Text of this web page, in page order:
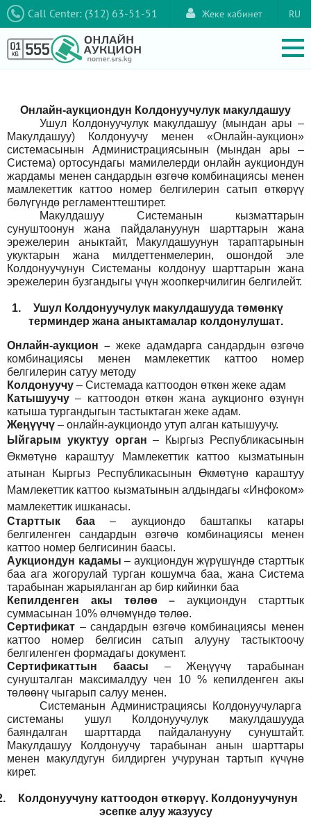
Call Center: (312) 63-51-51 RU
Жеке кабинет
Онлайн-аукциондун Колдонуучулук макулдашуу
Ушул Колдонуучулук макулдашуу (мындан ары –
Макулдашуу) Колдонуучу менен «Онлайн-аукцион»
системасынын Администрациясынын (мындан ары –
Система) ортосундагы мамилелерди онлайн аукциондун
жардамы менен сандардын өзгөчө комбинациясы менен
мамлекеттик каттоо номер белгилерин сатып өткөрүү
бөлүгүндө регламенттештирет.
Макулдашуу Системанын кызматтарын
сунуштоонун жана пайдалануунун шарттарын жана
эрежелерин аныктайт, Макулдашуунун тараптарынын
укуктарын жана милдеттенмелерин, ошондой эле
Колдонуучунун Системаны колдонуу шарттарын жана
эрежелерин бузгандыгы үчүн жоопкерчилигин белгилейт.
1.
Ушул Колдонуучулук макулдашууда төмөнкү
терминдер жана аныктамалар колдонулушат.
Онлайн-аукцион – жеке адамдарга сандардын өзгөчө
комбинациясы менен мамлекеттик каттоо номер
белгилерин сатуу методу
Колдонуучу – Системада каттоодон өткөн жеке адам
Катышуучу – каттоодон өткөн жана аукционго өзүнүн
катыша тургандыгын тастыктаган жеке адам.
Жеңүүчү – онлайн-аукциондо утуп алган катышуучу.
Ыйгарым укуктуу орган –
Кыргыз Республикасынын
Өкмөтүнө караштуу Мамлекеттик каттоо кызматынын
атынан Кыргыз Республикасынын Өкмөтүнө караштуу
Мамлекеттик каттоо кызматынын алдындагы «Инфоком»
мамлекеттик ишканасы.
Старттык баа– аукциондо баштапкы катары
белгиленген сандардын өзгөчө комбинациясы менен
каттоо номер белгисинин баасы.
Аукциондун кадамы – аукциондун жүрүшүндө старттык
баа ага жогорулай турган кошумча баа, жана Система
тарабынан жарыяланган ар бир кийинки баа
Кепилденген акы төлөө
–аукциондун старттык
суммасынан 10% өлчөмүндө төлөө.
Сертификат – сандардын өзгөчө комбинациясы менен
каттоо номер белгисин сатып алууну тастыктоочу
белгиленген формадагы документ.
Сертификаттын баасы – Жеңүүчү тарабынан
сунушталган максималдуу чен 10 % кепилденген акы
төлөөнү чыгарып салуу менен.
СистеманынАдминистрациясы Колдонуучуларга
системаны ушул Колдонуучулук макулдашууда
баяндалган шарттарда пайдаланууну сунуштайт.
Макулдашуу Колдонуучу тарабынан анын шарттары
менен макулдугун билдирген учурунан тартып күчүнө
кирет.
Колдонуучуну каттоодон өткөрүү. Колдонуучунун
эсепке алуу жазуусу